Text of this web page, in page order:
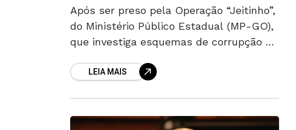
Após ser preso pela Operação “Jeitinho”,
do Ministério Público Estadual (MP-GO),
que investiga esquemas de corrupção na
(Amma), o vereador Paulo Borges, do
LEIA MAIS